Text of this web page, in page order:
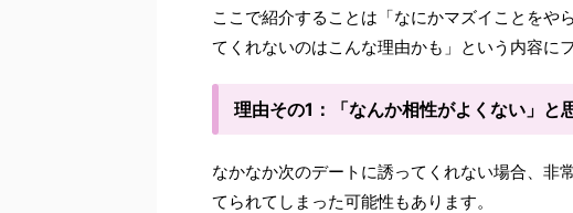
ここで紹介することは「なにかマズイことをや
てくれないのはこんな理由かも」という内容に
理由その1：「なんか相性がよくない」と
なかなか次のデートに誘ってくれない場合、非
てられてしまった可能性もあります。